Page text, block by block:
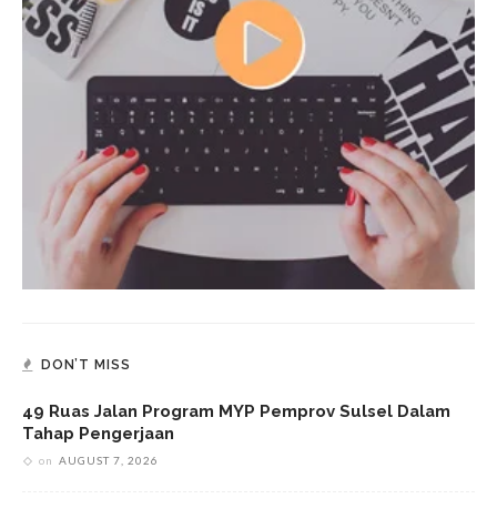
DON’T MISS
49 Ruas Jalan Program MYP Pemprov Sulsel Dalam
Tahap Pengerjaan
on AUGUST 7, 2026